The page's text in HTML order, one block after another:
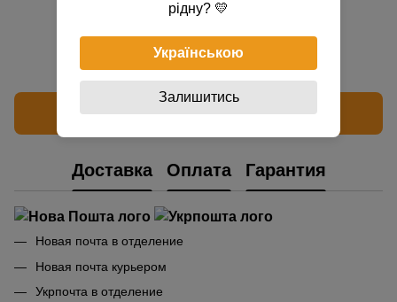
Добавьте первый отзыв
Написать отзыв
Доставка Оплата Гарантия
Новая почта в отделение
Новая почта курьером
Укрпочта в отделение
рідну? 💛
Українською
Залишитись